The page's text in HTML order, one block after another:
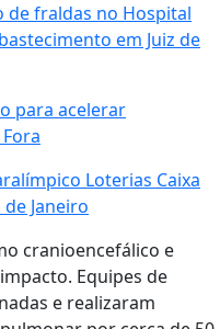
de fraldas no Hospital
em Juiz de
para acelerar
Loterias Caixa
Janeiro
cranioencefálico e
Equipes de
e realizaram